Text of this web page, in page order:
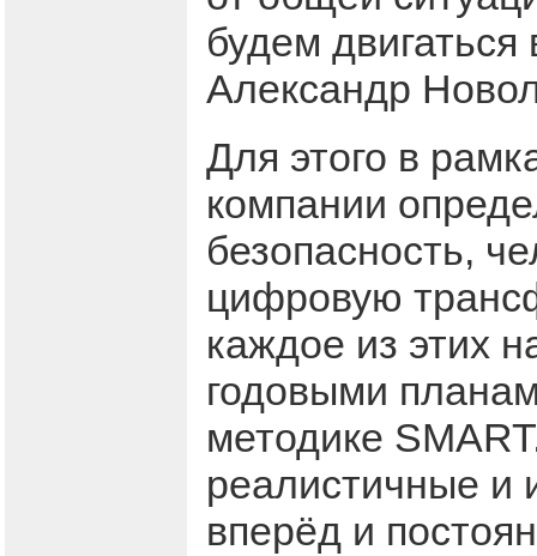
будем
Александр
Для этого в
компании
безопасность,
цифровую
каждое из этих
годовыми
методике
реалистичные и
вперёд и